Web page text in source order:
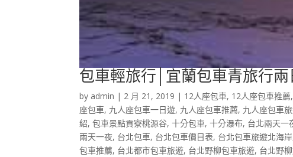
包車輕旅行│宜蘭包車青旅行
by admin | 2 月 21, 2019 | 12人座包車, 12人座包車推薦,
座包車, 九人座包車一日遊, 九人座包車推薦, 九人座包車
紹,包車景點貢寮桃源谷,十分包車,十分瀑布, 台北兩天一
兩天一夜, 台北包車, 台北包車價目表, 台北包車旅遊北海岸
包車推薦, 台北都市包車旅遊, 台北野柳包車旅遊, 台北野